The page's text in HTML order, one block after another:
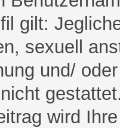
gilt:
sexuell
und/
wird